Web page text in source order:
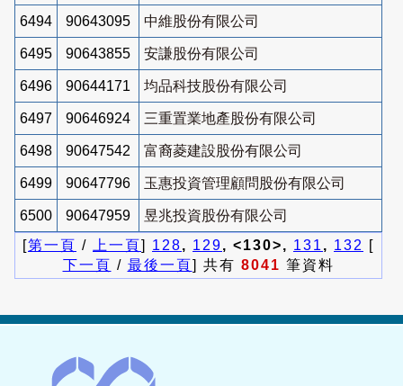
6494 90643095 中維股份有限公司
6495 90643855 安謙股份有限公司
6496 90644171 均品科技股份有限公司
6497 90646924 三重置業地產股份有限公司
6498 90647542 富裔菱建設股份有限公司
6499 90647796 玉惠投資管理顧問股份有限公司
6500 90647959
昱兆投資股份有限公司
[第一頁 / 上一頁] 128, 129, <130>, 131 , 132
[
下一頁 / 最後一頁] 共有 8041 筆資料